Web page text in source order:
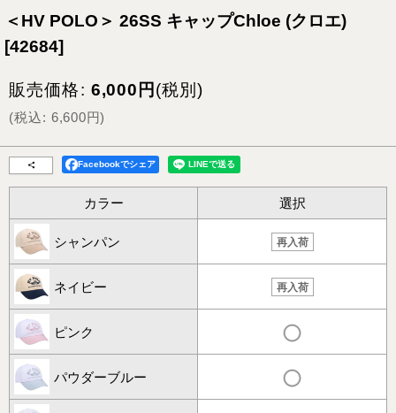
＜HV POLO＞ 26SS キャップChloe (クロエ)
[42684]
販売価格: 6,000 円 (税別)
(税込: 6,600円)
Facebookでシェア
カラー 選択
シャンパン 再入荷
ネイビー 再入荷
ピンク
パウダーブルー